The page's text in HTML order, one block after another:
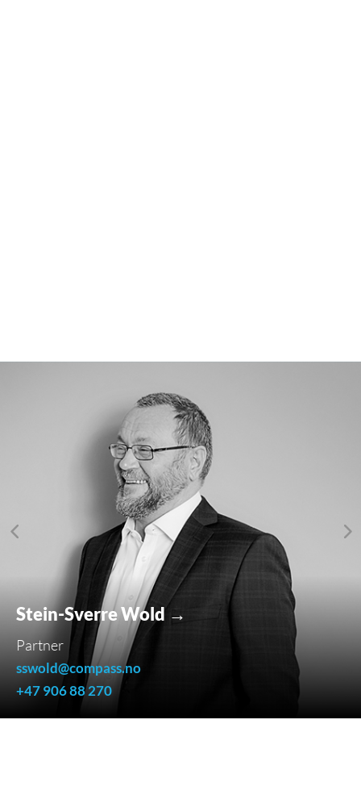
Stein-Sverre Wold →
Partner
sswold@compass.no
+47 906 88 270